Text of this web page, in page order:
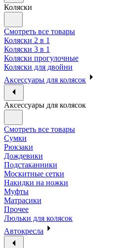
Коляски
Смотреть все товары
Коляски 2 в 1
Коляски 3 в 1
Коляски прогулочные
Коляски для двойни
Аксессуары для колясок
Аксессуары для колясок
Смотреть все товары
Сумки
Рюкзаки
Дождевики
Подстаканники
Москитные сетки
Накидки на ножки
Муфты
Матрасики
Прочее
Люльки для колясок
Автокресла